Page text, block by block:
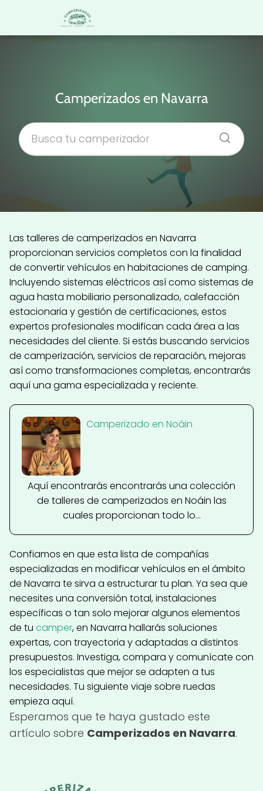
Camperizados en Navarra
Las talleres de camperizados en Navarra
proporcionan servicios completos con la finalidad
de convertir vehículos en habitaciones de camping.
Incluyendo sistemas eléctricos así como sistemas de
agua hasta mobiliario personalizado, calefacción
estacionaria y gestión de certificaciones, estos
expertos profesionales modifican cada área a las
necesidades del cliente. Si estás buscando servicios
de camperización, servicios de reparación, mejoras
así como transformaciones completas, encontrarás
aquí una gama especializada y reciente.
Camperizado en Noáin
Aquí encontrarás encontrarás una colección
de talleres de camperizados en Noáin las
cuales proporcionan todo lo...
Confiamos en que esta lista de compañías
especializadas en modificar vehículos en el ámbito
de Navarra te sirva a estructurar tu plan. Ya sea que
necesites una conversión total, instalaciones
específicas o tan solo mejorar algunos elementos
de tu camper, en Navarra hallarás soluciones
expertas, con trayectoria y adaptadas a distintos
presupuestos. Investiga, compara y comunícate con
los especialistas que mejor se adapten a tus
necesidades. Tu siguiente viaje sobre ruedas
empieza aquí.
Esperamos que te haya gustado este
artículo sobre Camperizados en Navarra.